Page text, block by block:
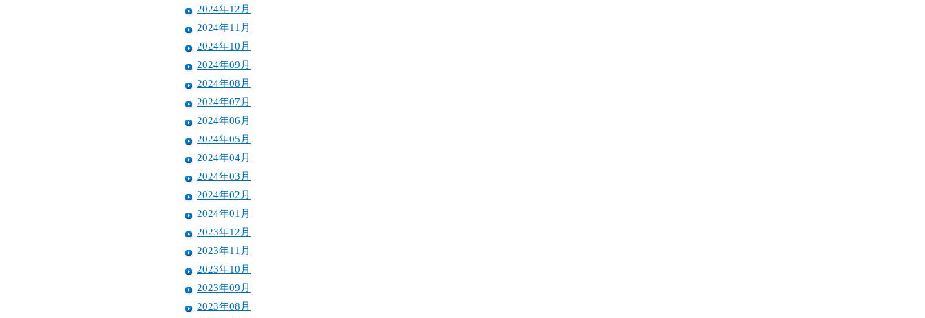
2024年12月
2024年11月
2024年10月
2024年09月
2024年08月
2024年07月
2024年06月
2024年05月
2024年04月
2024年03月
2024年02月
2024年01月
2023年12月
2023年11月
2023年10月
2023年09月
2023年08月